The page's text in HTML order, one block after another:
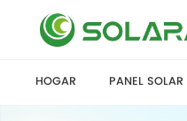
HOGAR PANEL SOLAR